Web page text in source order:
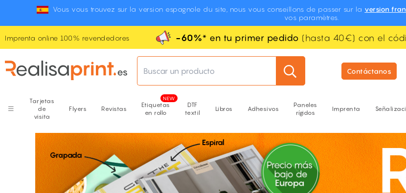
Vous vous trouvez sur la version espagnole du site, nous vous conseillons de passer sur la version
vos paramètres.
Imprenta online 100% revendedores -60%* en tu primer pedido (hasta 40€) con el
Buscar un producto Contáctanos
Tarjetas
de
visita
Flyers Revistas
Etiquetas
en rollo
DTF
textil
Libros Adhesivos
Paneles
rígidos
Imprenta